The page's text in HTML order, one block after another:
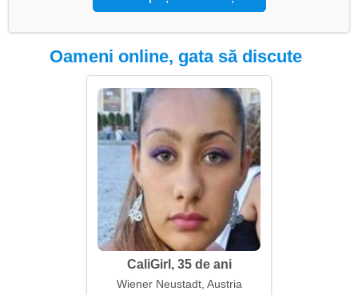
Oameni online, gata să discute
CaliGirl, 35 de ani
Wiener Neustadt, Austria